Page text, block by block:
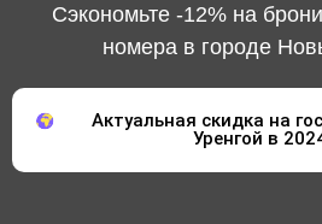
Сэкономьте -12% на
номера в городе
Актуальная скидка на
Уренгой в